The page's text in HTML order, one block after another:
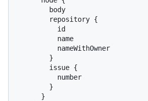
        repository
{
}
        issue
{
}
}